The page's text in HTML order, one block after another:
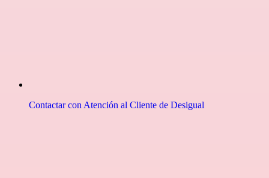
Contactar con Atención al Cliente de Desigual